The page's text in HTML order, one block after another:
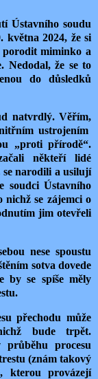
Ústavního soudu
května 2024, že si
porodit miminko a
Nedodal, že se to
do důsledků
natvrdlý. Věřím,
ustrojením
„proti přírodě“.
někteří lidé
se narodili a usilují
soudci Ústavního
nichž se zájemci o
jim otevřeli
nese spoustu
sotva dovede
by se spíše měly
přechodu může
bude trpět.
průběhu procesu
(znám takový
kterou provázejí